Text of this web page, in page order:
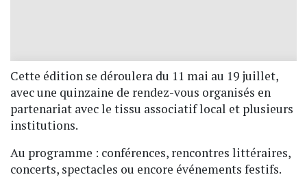
Cette édition se déroulera du 11 mai au 19 juillet,
avec une quinzaine de rendez-vous organisés en
partenariat avec le tissu associatif local et plusieurs
institutions.
Au programme : conférences, rencontres littéraires,
concerts, spectacles ou encore événements festifs.